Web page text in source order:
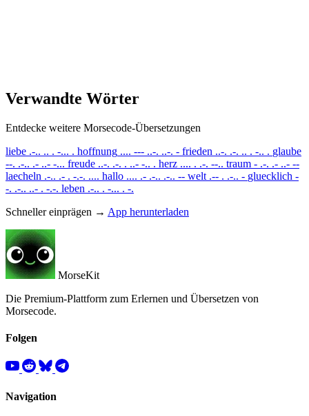
Verwandte Wörter
Entdecke weitere Morsecode-Übersetzungen
liebe .-.. .. . -... . hoffnung .... --- ..-. ..-. - frieden ..-. .-. .. . -.. . glaube
--. .-.. .- ..- -... freude ..-. .-. . ..- -.. . herz .... . .-. --.. traum - .-. .- ..- --
laecheln .-.. .- . -.-. .... hallo .... .- .-.. .-.. -- welt .-- . .-.. - gluecklich -
-. .-.. ..- . -.-. leben .-.. . -... . -.
Schneller einprägen → App herunterladen
MorseKit
Die Premium-Plattform zum Erlernen und Übersetzen von
Morsecode.
Folgen
Navigation